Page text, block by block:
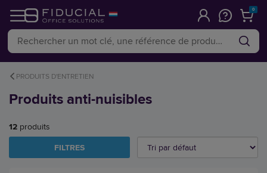
0
PRODUITS D'ENTRETIEN
Produits anti-nuisibles
12 produits
FILTRES